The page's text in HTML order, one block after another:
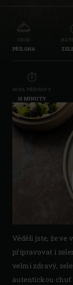
CHOD
PŘÍLOHA
DOBA PŘÍPRAVY
15 MINUTY
Věděli jste, že ve
připravovat i
velmi zdravý,
autentickou chuť